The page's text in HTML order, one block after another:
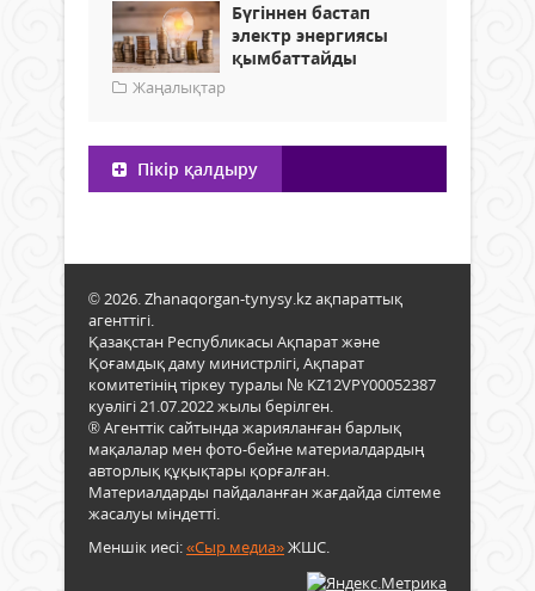
Бүгіннен бастап
электр энергиясы
қымбаттайды
Жаңалықтар
Пікір қалдыру
© 2026. Zhanaqorgan-tynysy.kz ақпараттық
агенттігі.
Қазақстан Республикасы Ақпарат және
Қоғамдық даму министрлігі, Ақпарат
комитетінің тіркеу туралы № KZ12VPY00052387
куәлігі 21.07.2022 жылы берілген.
® Агенттік сайтында жарияланған барлық
мақалалар мен фото-бейне материалдардың
авторлық құқықтары қорғалған.
Материалдарды пайдаланған жағдайда сілтеме
жасалуы міндетті.
Меншік иесі:«Сыр медиа»ЖШС.